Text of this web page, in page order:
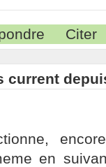
Citer
current
en